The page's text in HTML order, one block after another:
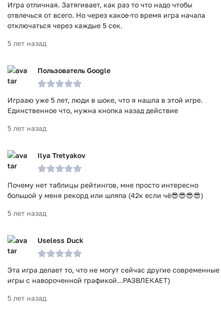
Игра отличная. Затягивает, как раз то что надо чтобы
отвлечься от всего. Но через какое-то время игра начала
отключаться через каждые 5 сек.
5 лет назад
Пользователь Google
Играаю уже 5 лет, люди в шоке, что я нашла в этой игре.
Единственное что, нужна кнопка назад действие
5 лет назад
Ilya Tretyakov
Почему нет таблицы рейтингов, мне просто интересно
большой у меня рекорд или шляпа (42к если чё😎😎😎😎)
5 лет назад
Useless Duck
Эта игра делает то, что не могут сейчас другие современные
игры с навороченной графикой...РАЗВЛЕКАЕТ)
5 лет назад